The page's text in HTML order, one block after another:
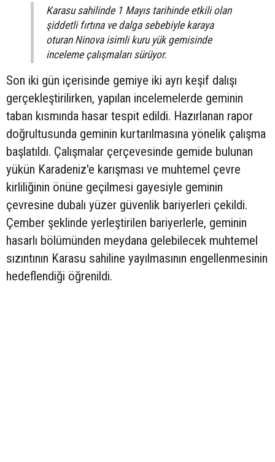
Karasu sahilinde 1 Mayıs tarihinde etkili olan
şiddetli fırtına ve dalga sebebiyle karaya
oturan Ninova isimli kuru yük gemisinde
inceleme çalışmaları sürüyor.
Son iki gün içerisinde gemiye iki ayrı keşif dalışı
gerçekleştirilirken, yapılan incelemelerde geminin
taban kısmında hasar tespit edildi. Hazırlanan rapor
doğrultusunda geminin kurtarılmasına yönelik çalışma
başlatıldı. Çalışmalar çerçevesinde gemide bulunan
yükün Karadeniz'e karışması ve muhtemel çevre
kirliliğinin önüne geçilmesi gayesiyle geminin
çevresine dubalı yüzer güvenlik bariyerleri çekildi.
Çember şeklinde yerleştirilen bariyerlerle, geminin
hasarlı bölümünden meydana gelebilecek muhtemel
sızıntının Karasu sahiline yayılmasının engellenmesinin
hedeflendiği öğrenildi.